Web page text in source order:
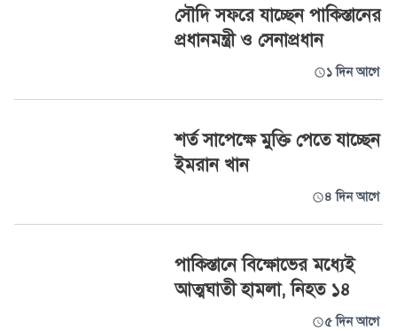
সৌদি সফরে যাচ্ছেন পাকিস্তানের
প্রধানমন্ত্রী ও সেনাপ্রধান
১ দিন আগে
শর্ত সাপেক্ষে মুক্তি পেতে যাচ্ছেন
ইমরান খান
৪ দিন আগে
পাকিস্তানে বিক্ষোভের মধ্যেই
আত্মঘাতী হামলা, নিহত ১৪
৫ দিন আগে